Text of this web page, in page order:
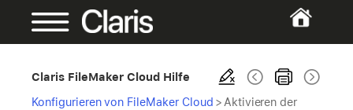
Claris FileMaker Cloud Hilfe
Konfigurieren von FileMaker Cloud > Aktivieren der